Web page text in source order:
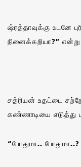
ஷ்ரத்தாவுக்கு உடனே
நினைக்கறியா?”
சத்ரியன் உதட்டை
கண்ணாடியை எடுத்து
“போதுமா..